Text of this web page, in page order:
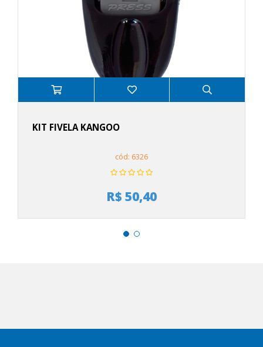
KIT FIVELA KANGOO
cód: 6326
R$ 50,40